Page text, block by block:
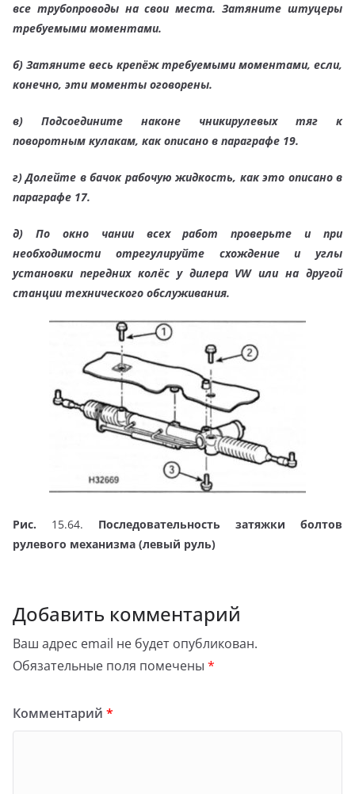
все трубопроводы на свои места. Затяните штуцеры
требуемыми моментами.
б) Затяните весь крепёж требуемыми моментами, если,
конечно, эти моменты оговорены.
в) Подсоедините наконе чникирулевых тяг к
поворотным кулакам, как описано в параграфе 19.
г) Долейте в бачок рабочую жидкость, как это описано в
параграфе 17.
д) По окно чании всех работ проверьте и при
необходимости отрегулируйте схождение и углы
установки передних колёс у дилера VW или на другой
станции технического обслуживания.
Рис. 15.64. Последовательность затяжки болтов
рулевого механизма (левый руль)
Добавить комментарий
Ваш адрес email не будет опубликован.
Обязательные поля помечены *
Комментарий *